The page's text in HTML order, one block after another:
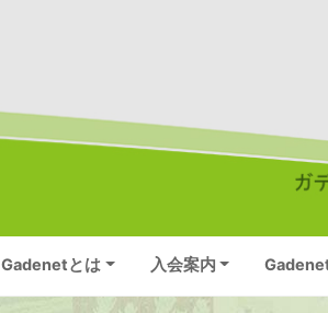
Gadenetとは 入会案内